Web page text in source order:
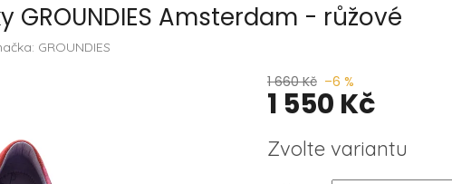
GROUNDIES Amsterdam - růžové
GROUNDIES
1 660 Kč –6 %
1 550 Kč
cena:
Zvolte variantu